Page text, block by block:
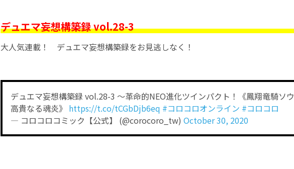
デュエマ妄想構築録 vol.28-3
大人気連載！ デュエマ妄想構築録をお見逃しなく！
デュエマ妄想構築録 vol.28-3 ～革命的NEO進化ツインパクト！《鳳翔竜騎ソ
高貴なる魂炎》 https://t.co/tCGbDjb6eq #コロコロオンライン #コロコロ
— コロコロコミック【公式】 (@corocoro_tw) October 30, 2020